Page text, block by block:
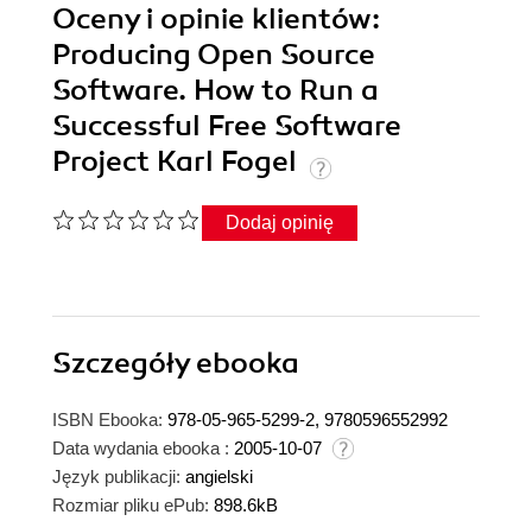
Oceny i opinie klientów:
Producing Open Source
Software. How to Run a
Successful Free Software
Project Karl Fogel
Dodaj opinię
Szczegółyebooka
ISBN Ebooka: 978-05-965-5299-2, 9780596552992
Data wydania ebooka : 2005-10-07
Język publikacji: angielski
Rozmiar pliku ePub: 898.6kB